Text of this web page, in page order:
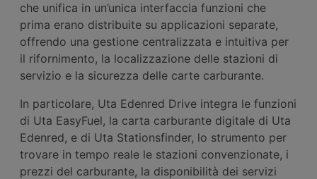
che unifica in un’unica interfaccia funzioni che
prima erano distribuite su applicazioni separate,
offrendo una gestione centralizzata e intuitiva per
il rifornimento, la localizzazione delle stazioni di
servizio e la sicurezza delle carte carburante.
In particolare, Uta Edenred Drive integra le funzioni
di Uta EasyFuel, la carta carburante digitale di Uta
Edenred, e di Uta Stationsfinder, lo strumento per
trovare in tempo reale le stazioni convenzionate, i
prezzi del carburante, la disponibilità dei servizi